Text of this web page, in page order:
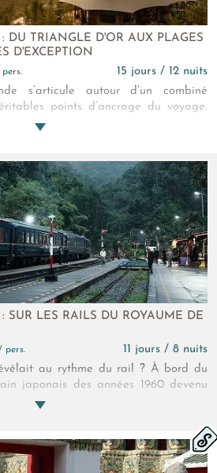
DU TRIANGLE D'OR AUX PLAGES
D'EXCEPTION
15 jours / 12 nuits
s’articule autour d’un combiné
points d’ancrage du voyage.
d’Or, jusqu’aux plages de Phuket, les
SUR LES RAILS DU ROYAUME DE
pers.
11 jours / 8 nuits
au rythme du rail ? À bord du
japonais des années 1960 devenu
défilent sans précipitation. De
retrouve le goût du temps long.